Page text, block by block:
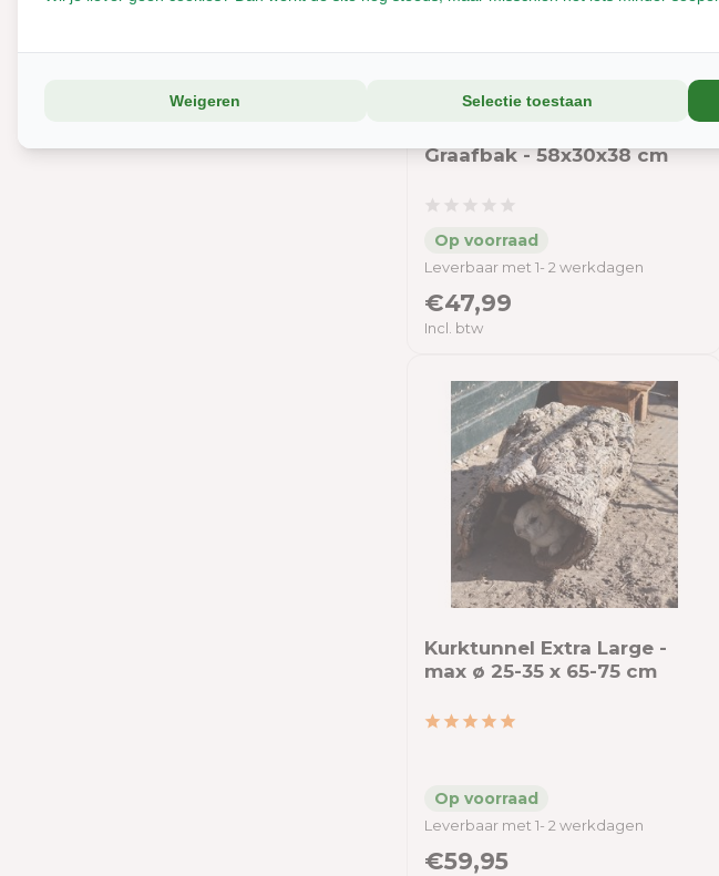
Rabbitat
Graafbak - 58x30x38 cm
Leverbaar met 1- 2 werkdagen
€47,99
Incl. btw
Kurktunnel Extra Large -
max ø 25-35 x 65-75 cm
Leverbaar met 1- 2 werkdagen
€59,95
Weigeren Selectie toestaan